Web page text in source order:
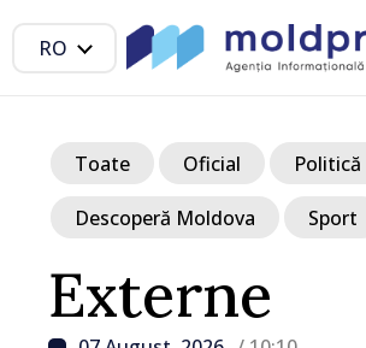
RO
Externe
Toate Oficial Politică
Descoperă Moldova Sport